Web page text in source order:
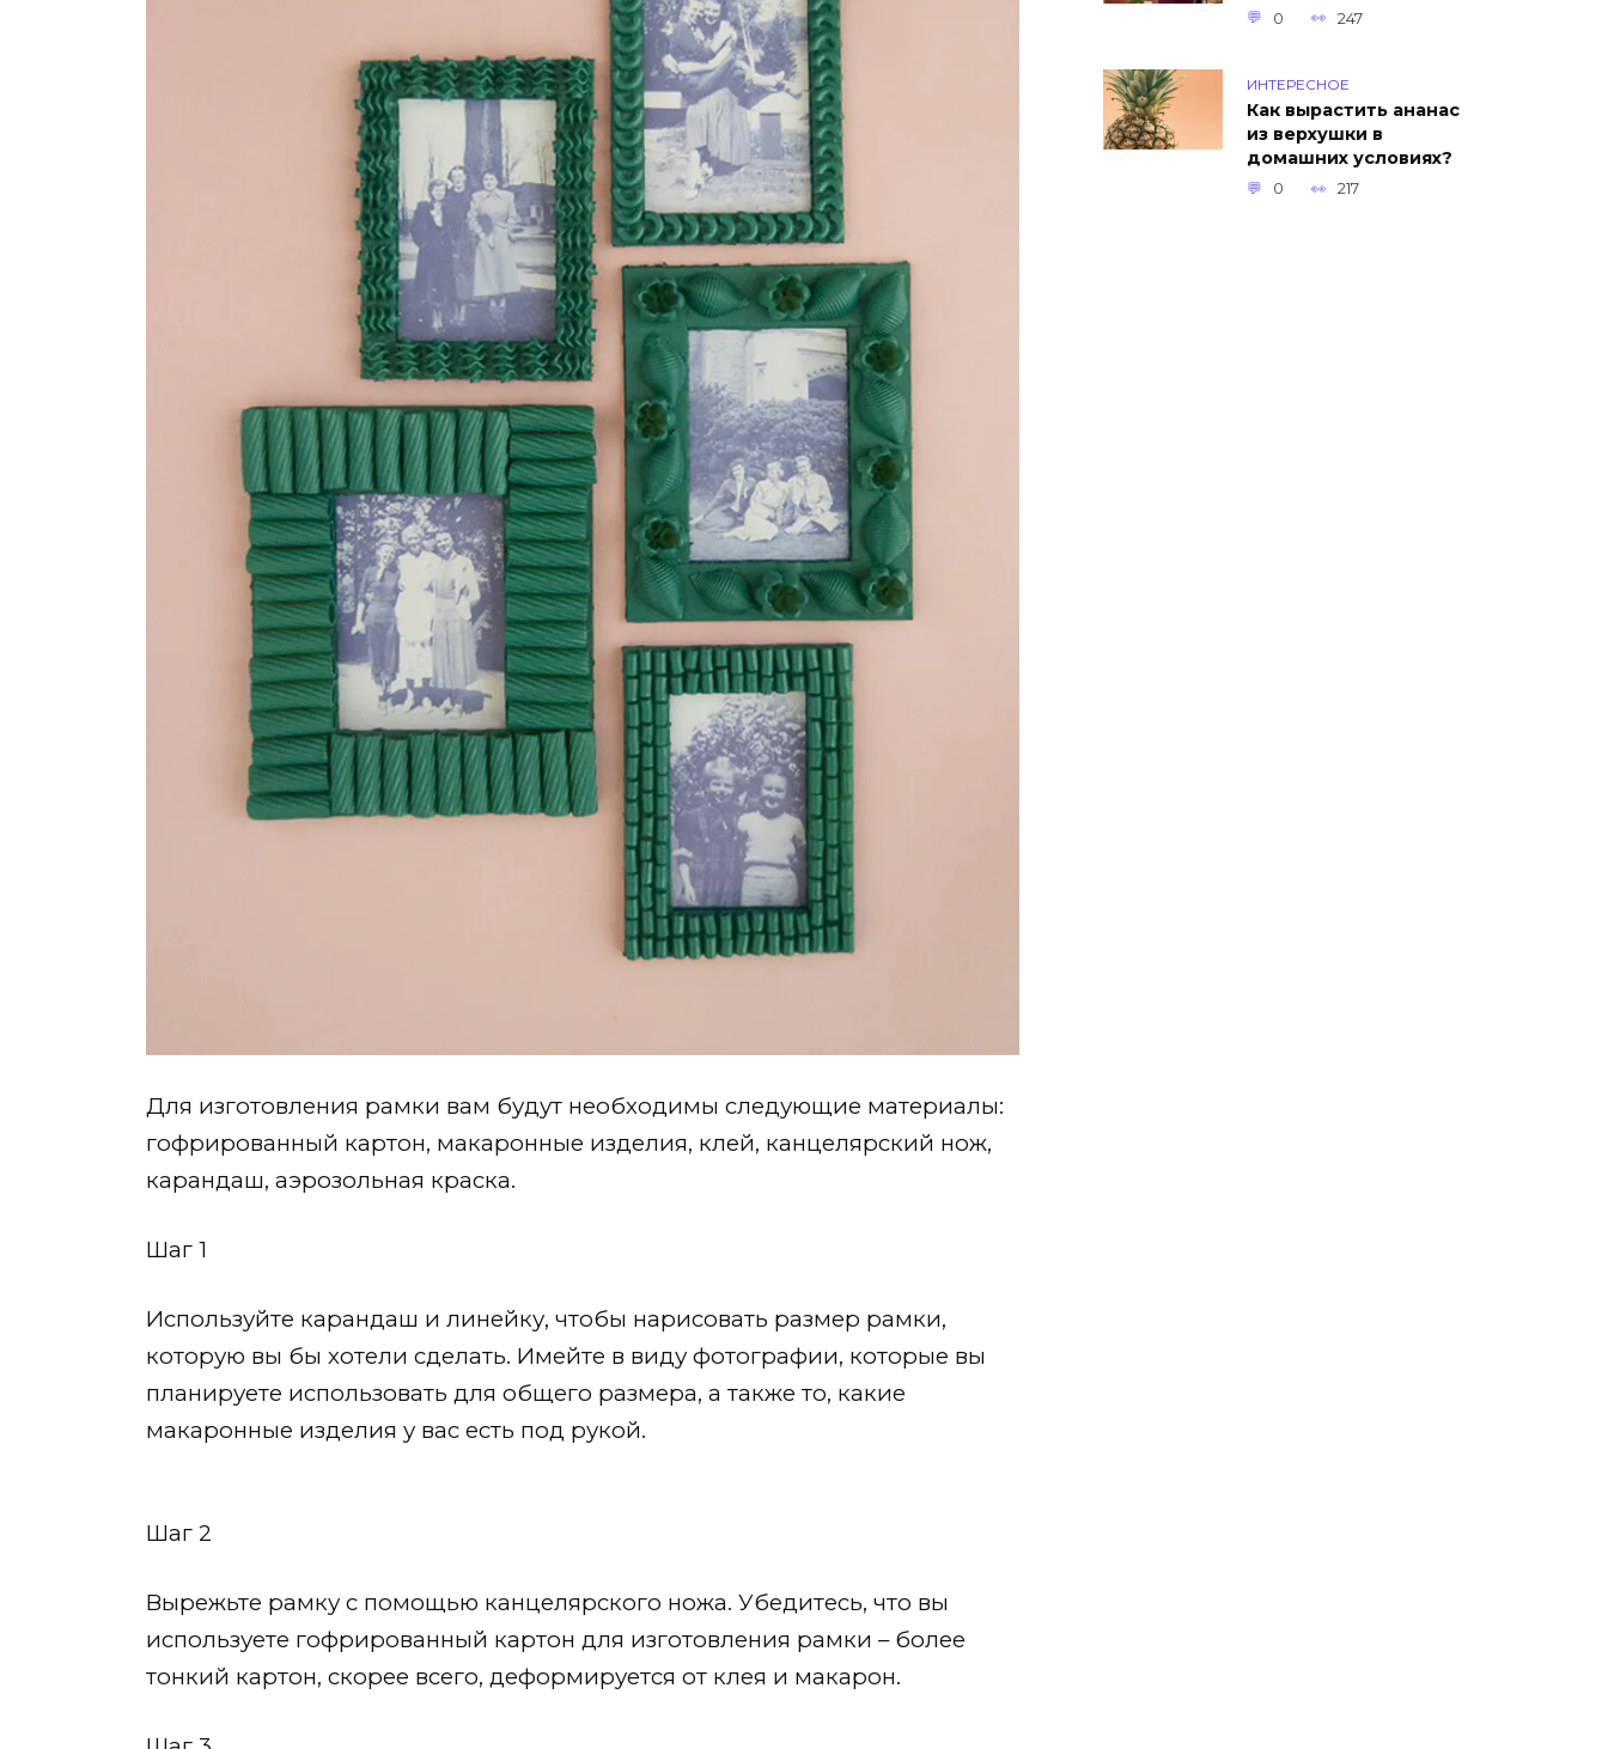
Для изготовления рамки вам будут необходимы следующие материалы:
гофрированный картон, макаронные изделия, клей, канцелярский нож,
карандаш, аэрозольная краска.
Шаг 1
Используйте карандаш и линейку, чтобы нарисовать размер рамки,
которую вы бы хотели сделать. Имейте в виду фотографии, которые вы
планируете использовать для общего размера, а также то, какие
макаронные изделия у вас есть под рукой.
Шаг 2
Вырежьте рамку с помощью канцелярского ножа. Убедитесь, что вы
используете гофрированный картон для изготовления рамки – более
тонкий картон, скорее всего, деформируется от клея и макарон.
0 247
ИНТЕРЕСНОЕ
Как вырастить ананас
из верхушки в
домашних условиях?
0 217